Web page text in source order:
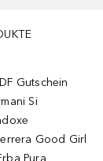
Gutschein
Si
Good Girl
Pura